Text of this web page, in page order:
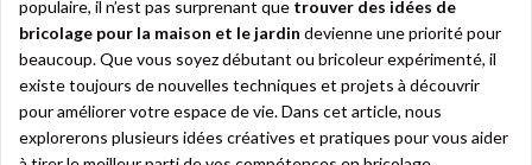
populaire, il n’est pas surprenant que trouver des idées de
bricolage pour la maison et le jardin devienne une priorité pour
beaucoup. Que vous soyez débutant ou bricoleur expérimenté, il
existe toujours de nouvelles techniques et projets à découvrir
pour améliorer votre espace de vie. Dans cet article, nous
explorerons plusieurs idées créatives et pratiques pour vous aider